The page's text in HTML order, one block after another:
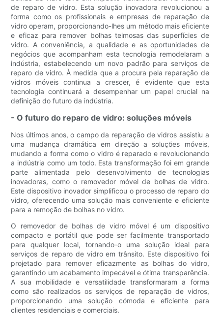
de reparo de vidro. Esta solução inovadora revolucionou a
forma como os profissionais e empresas de reparação de
vidro operam, proporcionando-lhes um método mais eficiente
e eficaz para remover bolhas teimosas das superfícies de
vidro. A conveniência, a qualidade e as oportunidades de
negócios que acompanham esta tecnologia remodelaram a
indústria, estabelecendo um novo padrão para serviços de
reparo de vidro. À medida que a procura pela reparação de
vidros móveis continua a crescer, é evidente que esta
tecnologia continuará a desempenhar um papel crucial na
definição do futuro da indústria.
- O futuro do reparo de vidro: soluções móveis
Nos últimos anos, o campo da reparação de vidros assistiu a
uma mudança dramática em direção a soluções móveis,
mudando a forma como o vidro é reparado e revolucionando
a indústria como um todo. Esta transformação foi em grande
parte alimentada pelo desenvolvimento de tecnologias
inovadoras, como o removedor móvel de bolhas de vidro.
Este dispositivo inovador simplificou o processo de reparo do
vidro, oferecendo uma solução mais conveniente e eficiente
para a remoção de bolhas no vidro.
O removedor de bolhas de vidro móvel é um dispositivo
compacto e portátil que pode ser facilmente transportado
para qualquer local, tornando-o uma solução ideal para
serviços de reparo de vidro em trânsito. Este dispositivo foi
projetado para remover eficazmente as bolhas do vidro,
garantindo um acabamento impecável e ótima transparência.
A sua mobilidade e versatilidade transformaram a forma
como são realizados os serviços de reparação de vidros,
proporcionando uma solução cómoda e eficiente para
clientes residenciais e comerciais.